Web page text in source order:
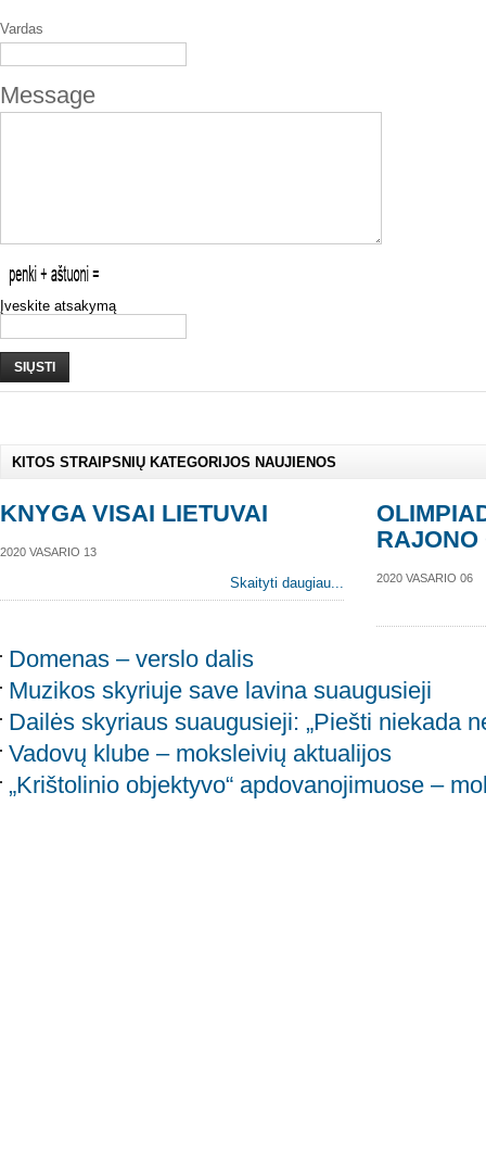
Vardas
Message
Įveskite atsakymą
SIŲSTI
KITOS STRAIPSNIŲ KATEGORIJOS NAUJIENOS
KNYGA VISAI LIETUVAI
2020 VASARIO 13
Skaityti daugiau...
RAJONO
2020 VASARIO 06
Domenas – verslo dalis
Muzikos skyriuje save lavina suaugusieji
Dailės skyriaus suaugusieji: „Piešti niekada
Vadovų klube – moksleivių aktualijos
„Krištolinio objektyvo“ apdovanojimuose –